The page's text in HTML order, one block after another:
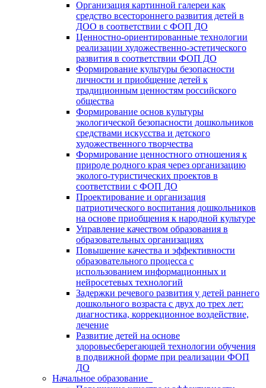
Организация картинной галереи как
средство всестороннего развития детей в
ДОО в соответствии с ФОП ДО
Ценностно-ориентированные технологии
реализации художественно-эстетического
развития в соответствии ФОП ДО
Формирование культуры безопасности
личности и приобщение детей к
традиционным ценностям российского
общества
Формирование основ культуры
экологической безопасности дошкольников
средствами искусства и детского
художественного творчества
Формирование ценностного отношения к
природе родного края через организацию
эколого-туристических проектов в
соответствии с ФОП ДО
Проектирование и организация
патриотического воспитания дошкольников
на основе приобщения к народной культуре
Управление качеством образования в
образовательных организациях
Повышение качества и эффективности
образовательного процесса с
использованием информационных и
нейросетевых технологий
Задержки речевого развития у детей раннего
дошкольного возраста с двух до трех лет:
диагностика, коррекционное воздействие,
лечение
Развитие детей на основе
здоровьесберегающей технологии обучения
в подвижной форме при реализации ФОП
ДО
Начальное образование